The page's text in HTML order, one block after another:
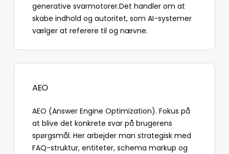
generative svarmotorer.Det handler om at
skabe indhold og autoritet, som AI-systemer
vælger at referere til og nævne.
AEO
AEO (Answer Engine Optimization). Fokus på
at blive det konkrete svar på brugerens
spørgsmål. Her arbejder man strategisk med
FAQ-struktur, entiteter, schema markup og